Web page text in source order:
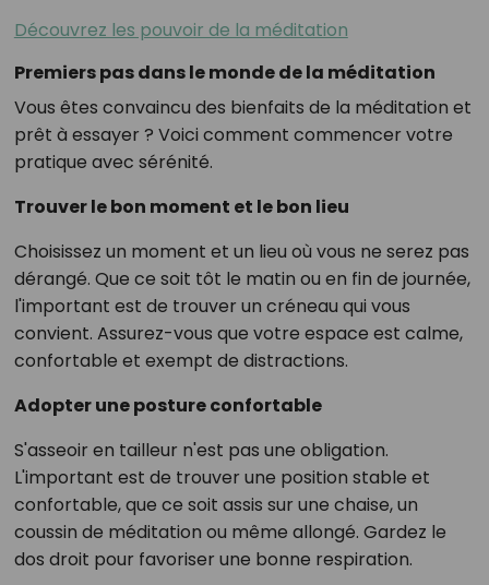
Découvrez les pouvoir de la méditation
Premiers pas dans le monde de la méditation
Vous êtes convaincu des bienfaits de la méditation et
prêt à essayer ? Voici comment commencer votre
pratique avec sérénité.
Trouver le bon moment et le bon lieu
Choisissez un moment et un lieu où vous ne serez pas
dérangé. Que ce soit tôt le matin ou en fin de journée,
l'important est de trouver un créneau qui vous
convient. Assurez-vous que votre espace est calme,
confortable et exempt de distractions.
Adopter une posture confortable
S'asseoir en tailleur n'est pas une obligation.
L'important est de trouver une position stable et
confortable, que ce soit assis sur une chaise, un
coussin de méditation ou même allongé. Gardez le
dos droit pour favoriser une bonne respiration.